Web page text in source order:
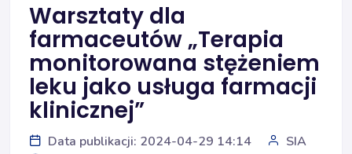
Warsztaty dla
farmaceutów „Terapia
monitorowana stężeniem
leku jako usługa farmacji
klinicznej”
Data publikacji: 2024-04-29 14:14
SIA